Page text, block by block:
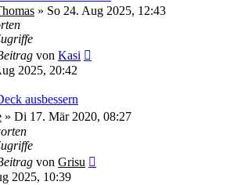
» So 24. Aug 2025, 12:43
von Kasi
2025, 20:42
ausbessern
» Di 17. Mär 2020, 08:27
von Grisu
2025, 10:39